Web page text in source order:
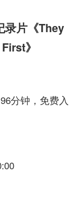
录片《They
》
分钟，免费入